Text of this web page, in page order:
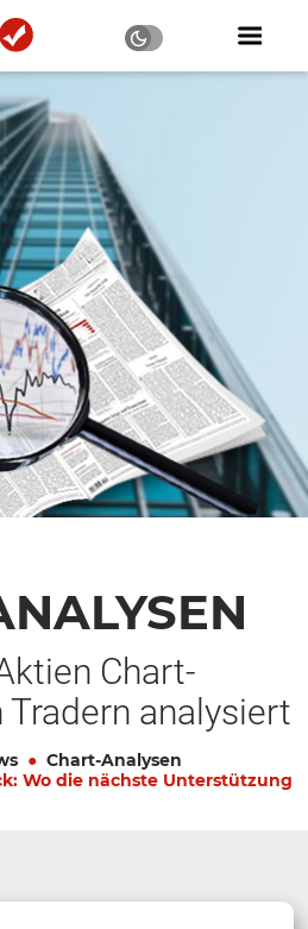
Chart-
analysiert
Chart-Analysen
Wo die nächste Unterstützung